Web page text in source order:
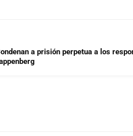
a prisión perpetua a los